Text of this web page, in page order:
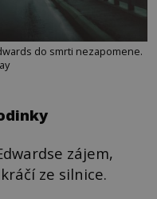
do smrti nezapomene.
zájem,
ze silnice.